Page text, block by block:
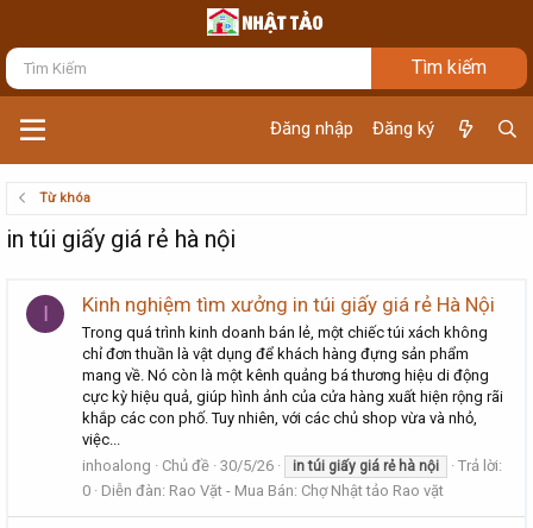
Đăng nhập Đăng ký
Từ khóa
in túi giấy giá rẻ hà nội
I Kinh nghiệm tìm xưởng in túi giấy giá rẻ Hà Nội
Trong quá trình kinh doanh bán lẻ, một chiếc túi xách không
chỉ đơn thuần là vật dụng để khách hàng đựng sản phẩm
mang về. Nó còn là một kênh quảng bá thương hiệu di động
cực kỳ hiệu quả, giúp hình ảnh của cửa hàng xuất hiện rộng rãi
khắp các con phố. Tuy nhiên, với các chủ shop vừa và nhỏ,
việc...
inhoalong
Chủ đề 30/5/26 in túi giấy giá rẻ hà nội
Trả lời:
0
Diễn đàn: Rao Vặt - Mua Bán: Chợ Nhật tảo Rao vặt